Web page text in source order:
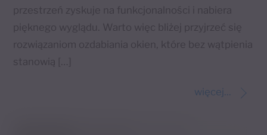
przestrzeń zyskuje na funkcjonalności i nabiera
pięknego wyglądu. Warto więc bliżej przyjrzeć się
rozwiązaniom ozdabiania okien, które bez wątpienia
stanowią […]
więcej...